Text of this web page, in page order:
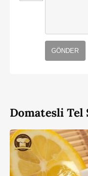
GÖNDER
Domatesli Tel